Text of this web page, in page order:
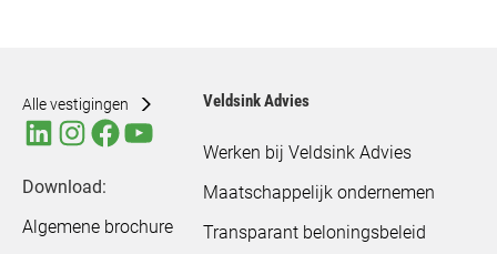
Alle vestigingen
Download:
Algemene brochure
Veldsink Advies
Werken bij Veldsink Advies
Maatschappelijk ondernemen
Transparant beloningsbeleid